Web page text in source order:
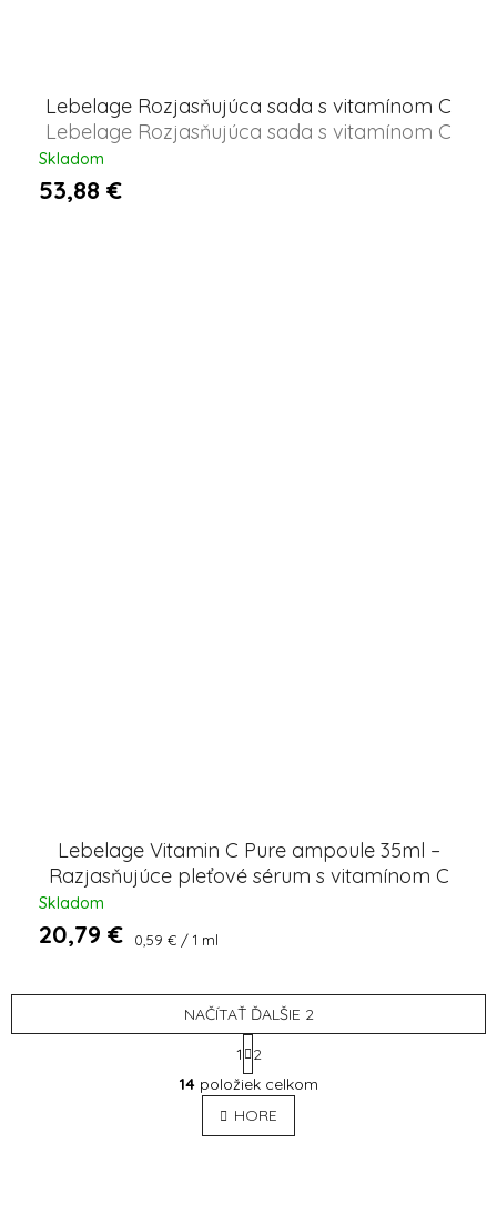
Lebelage Rozjasňujúca sada s vitamínom C
Lebelage Rozjasňujúca sada s vitamínom C
Skladom
53,88 €
Lebelage Vitamin C Pure ampoule 35ml –
Razjasňujúce pleťové sérum s vitamínom C
Skladom
20,79 €
Jednotková
0,59 € / 1 ml
O
v
l
á
NAČÍTAŤ ĎALŠIE 2
S
t
r
á
n
k
1
2
14položiek celkom
HORE